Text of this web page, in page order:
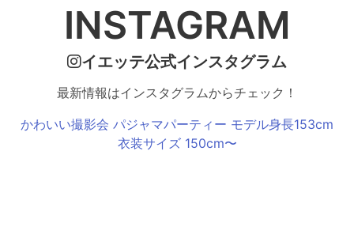
INSTAGRAM
イエッテ公式インスタグラム
最新情報はインスタグラムからチェック！
かわいい撮影会 パジャマパーティー モデル身長153cm
衣装サイズ 150cm〜